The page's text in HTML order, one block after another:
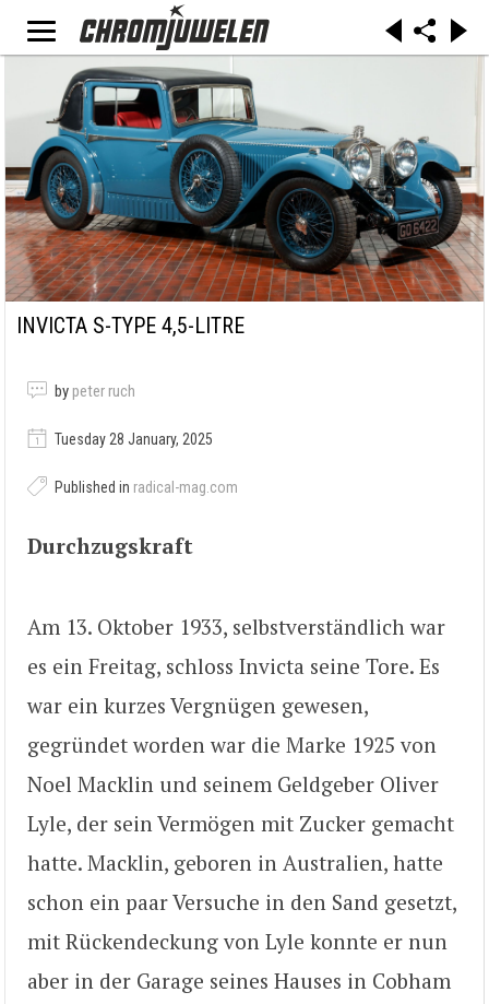
INVICTA S-TYPE 4,5-LITRE
by peter ruch
Tuesday 28 January, 2025
Published in radical-mag.com
Durchzugskraft
Am 13. Oktober 1933, selbstverständlich war
es ein Freitag, schloss Invicta seine Tore. Es
war ein kurzes Vergnügen gewesen,
gegründet worden war die Marke 1925 von
Noel Macklin und seinem Geldgeber Oliver
Lyle, der sein Vermögen mit Zucker gemacht
hatte. Macklin, geboren in Australien, hatte
schon ein paar Versuche in den Sand gesetzt,
mit Rückendeckung von Lyle konnte er nun
aber in der Garage seines Hauses in Cobham